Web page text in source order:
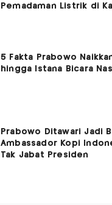
Pemadaman Listrik di
5 Fakta Prabowo
hingga Istana Bicara
Prabowo Ditawari Jadi
Ambassador Kopi
Tak Jabat Presiden